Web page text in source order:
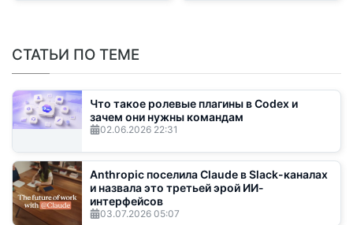
СТАТЬИ ПО ТЕМЕ
Что такое ролевые плагины в Codex и
зачем они нужны командам
02.06.2026 22:31
Anthropic поселила Claude в Slack-каналах
и назвала это третьей эрой ИИ-
интерфейсов
03.07.2026 05:07